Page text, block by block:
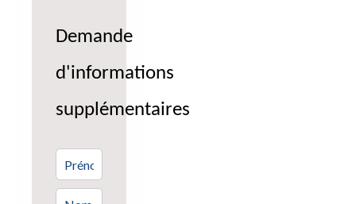
Demande
d'informations
supplémentaires